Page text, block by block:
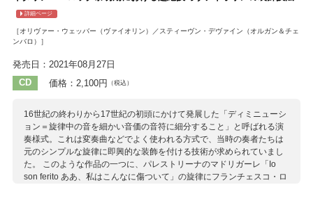
ルイエ
詳細ページ
［オリヴァー・ウェッバー（ヴァイオリン）／スティーヴン・デヴァイン（オルガン＆チェ
ンバロ）］
発売日：2021年08月27日
CD
価格：2,100円 （税込）
16世紀の終わりから17世紀の初頭にかけて発展した「ディミニューシ
ョン＝旋律中の音を細かい音価の音符に細分すること」と呼ばれる演
奏様式。これは変奏曲などでよく使われる方式で、当時の奏者たちは
元のシンプルな旋律に即興的な装飾を付ける技術が求められていまし
た。 このような作品の一つに、パレストリーナのマドリガーレ「Io
son ferito ああ、私はこんなに傷ついて」の旋律にフランチェスコ・ロ